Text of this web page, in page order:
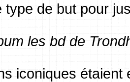
type de but pour
les bd de
iconiques